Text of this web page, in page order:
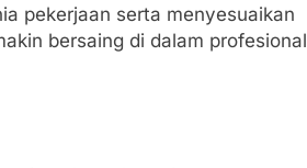
pekerjaan serta menyesuaikan
bersaing di dalam profesional